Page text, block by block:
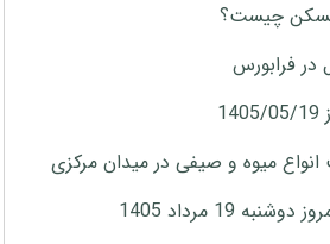
چیست؟
در فرابورس
میوه و صیفی در میدان مرکزی
19 مرداد 1405